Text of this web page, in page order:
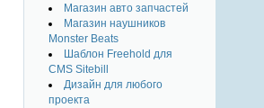
Магазин авто запчастей
Магазин наушников
Monster Beats
Шаблон Freehold для
CMS Sitebill
Дизайн для любого
проекта